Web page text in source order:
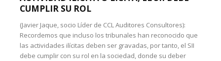
CUMPLIR SU ROL
(Javier Jaque, socio Líder de CCL Auditores Consultores):
Recordemos que incluso los tribunales han reconocido que
las actividades ilícitas deben ser gravadas, por tanto, el SII
debe cumplir con su rol en la sociedad, donde su deber